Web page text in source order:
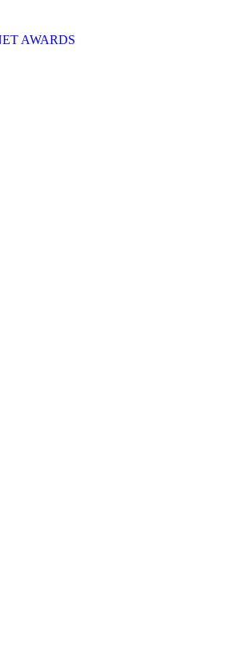
AWARDS